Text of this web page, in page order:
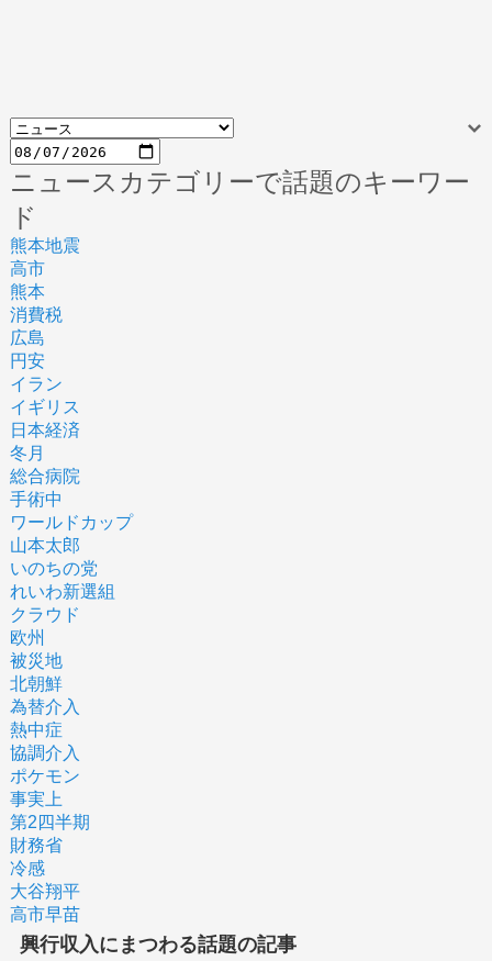
ニュースカテゴリーで話題のキーワー
ド
熊本地震
高市
熊本
消費税
広島
円安
イラン
イギリス
日本経済
冬月
総合病院
手術中
ワールドカップ
山本太郎
いのちの党
れいわ新選組
クラウド
欧州
被災地
北朝鮮
為替介入
熱中症
協調介入
ポケモン
事実上
第2四半期
財務省
冷感
大谷翔平
高市早苗
興行収入にまつわる話題の記事